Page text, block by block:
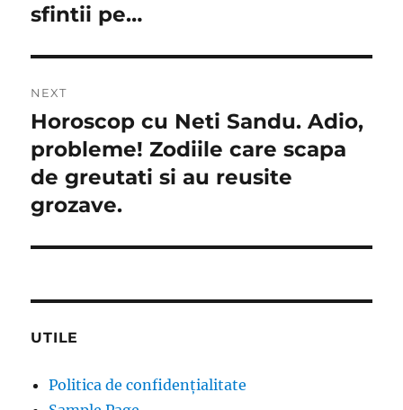
sfintii pe…
NEXT
Next
post:
Horoscop cu Neti Sandu. Adio,
probleme! Zodiile care scapa
de greutati si au reusite
grozave.
UTILE
Politica de confidențialitate